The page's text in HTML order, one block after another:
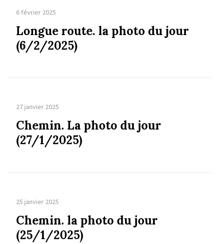
6 février 2025
Longue route. la photo du jour
(6/2/2025)
27 janvier 2025
Chemin. La photo du jour
(27/1/2025)
25 janvier 2025
Chemin. la photo du jour
(25/1/2025)